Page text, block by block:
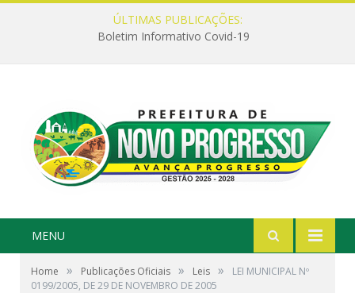
ÚLTIMAS PUBLICAÇÕES:
Boletim Informativo Covid-19
MENU
Home » Publicações Oficiais » Leis »
LEI MUNICIPAL Nº
0199/2005, DE 29 DE NOVEMBRO DE 2005